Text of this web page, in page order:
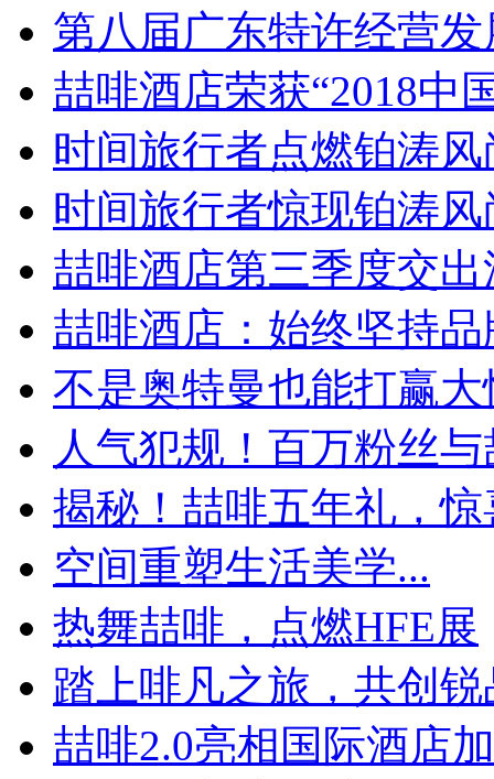
第八届广东特许经营发
喆啡酒店荣获“2018中
时间旅行者点燃铂涛
时间旅行者惊现铂涛风
喆啡酒店第三季度交出
喆啡酒店：始终坚持品
不是奥特曼也能打赢
人气犯规！百万粉丝
揭秘！喆啡五年礼，惊
空间重塑生活美学...
热舞喆啡，点燃HFE展
踏上啡凡之旅，共创
喆啡2.0亮相国际酒店